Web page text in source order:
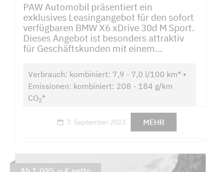
PAW Automobil präsentiert ein
exklusives Leasingangebot für den sofort
verfügbaren BMW X6 xDrive 30d M Sport.
Dieses Angebot ist besonders attraktiv
für Geschäftskunden mit einem...
Verbrauch: kombiniert: 7,9 - 7,0 l/100 km* •
Emissionen: kombiniert: 208 - 184 g/km
CO2*
7. September 2023 MEHR